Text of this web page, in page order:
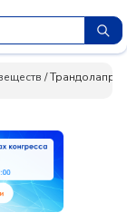
/Трандолаприл